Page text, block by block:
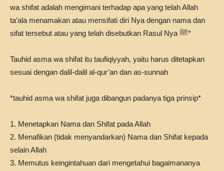
wa shifat adalah mengimani terhadap apa yang telah Allah
ta’ala menamakan atau mensifati diri Nya dengan nama dan
sifat tersebut atau yang telah disebutkan Rasul Nya ﷺ*
Tauhid asma wa shifat itu taufiqiyyah, yaitu harus ditetapkan
sesuai dengan dalil-dalil al-qur’an dan as-sunnah
*tauhid asma wa shifat juga dibangun padanya tiga prinsip*
1. Menetapkan Nama dan Shifat pada Allah
2. Menafikan (tidak menyandarkan) Nama dan Shifat kepada
selain Allah
3. Memutus keingintahuan dari mengetahui bagaimananya